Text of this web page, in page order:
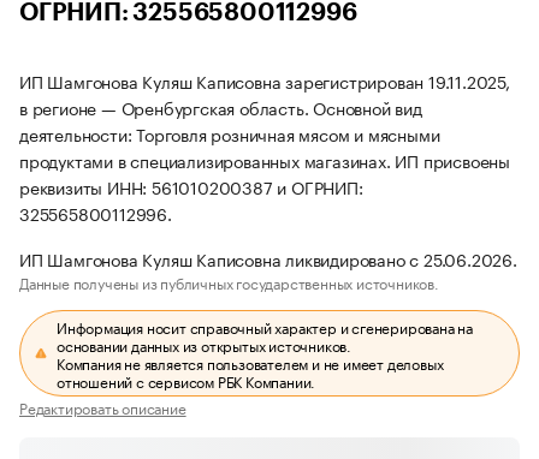
ОГРНИП: 325565800112996
ИП Шамгонова Куляш Каписовна зарегистрирован 19.11.2025,
в регионе — Оренбургская область. Основной вид
деятельности: Торговля розничная мясом и мясными
продуктами в специализированных магазинах. ИП присвоены
реквизиты ИНН: 561010200387 и ОГРНИП:
325565800112996.
ИП Шамгонова Куляш Каписовна ликвидировано с 25.06.2026.
Данные получены из публичных государственных источников.
Информация носит справочный характер и сгенерирована на
основании данных из открытых источников.
Компания не является пользователем и не имеет деловых
отношений с сервисом РБК Компании.
Редактировать описание